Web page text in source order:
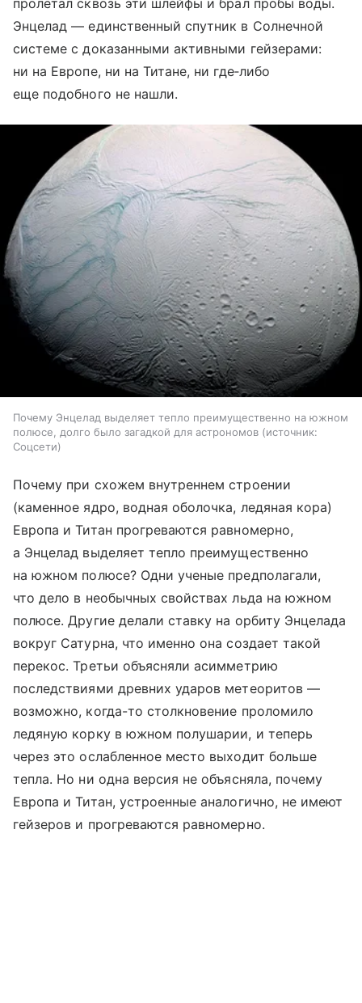
пролетал сквозь эти шлейфы и брал пробы воды.
Энцелад — единственный спутник в Солнечной
системе с доказанными активными гейзерами:
ни на Европе, ни на Титане, ни где‑либо
еще подобного не нашли.
Почему Энцелад выделяет тепло преимущественно на южном
полюсе, долго было загадкой для астрономов
источник:
Соцсети
Почему при схожем внутреннем строении
(каменное ядро, водная оболочка, ледяная кора)
Европа и Титан прогреваются равномерно,
а Энцелад выделяет тепло преимущественно
на южном полюсе? Одни ученые предполагали,
что дело в необычных свойствах льда на южном
полюсе. Другие делали ставку на орбиту Энцелада
вокруг Сатурна, что именно она создает такой
перекос. Третьи объясняли асимметрию
последствиями древних ударов метеоритов —
возможно, когда-то столкновение проломило
ледяную корку в южном полушарии, и теперь
через это ослабленное место выходит больше
тепла. Но ни одна версия не объясняла, почему
Европа и Титан, устроенные аналогично, не имеют
гейзеров и прогреваются равномерно.